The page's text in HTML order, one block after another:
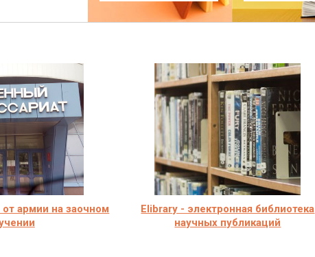
от армии на заочном
Elibrary - электронная библиотека
научных публикаций